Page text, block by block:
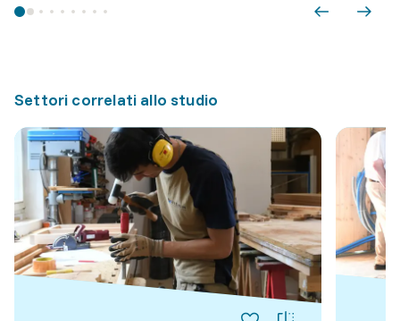
Settori correlati allo studio